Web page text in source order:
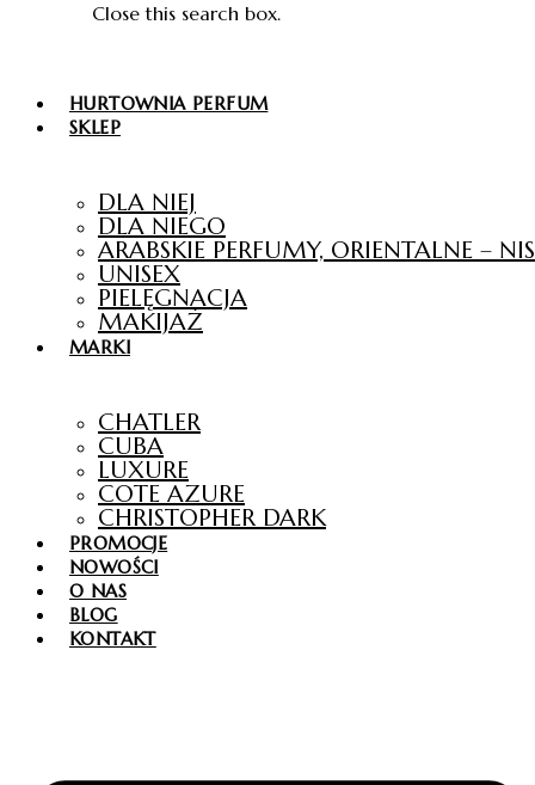
HURTOWNIA PERFUM
SKLEP
DLA NIEJ
DLA NIEGO
ARABSKIE PERFUMY, ORIENTALNE –
UNISEX
PIELĘGNACJA
MAKIJAŻ
MARKI
CHATLER
CUBA
LUXURE
COTE AZURE
CHRISTOPHER DARK
PROMOCJE
NOWOŚCI
O NAS
BLOG
KONTAKT
Close this search box.